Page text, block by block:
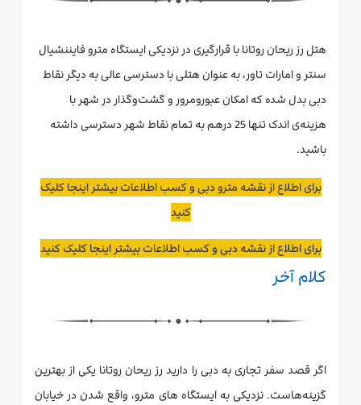
هتل رز ریحان روتانا با قرارگیری در نزدیکی ایستگاه مترو فایننشیال
سنتر و امارات تاور، به عنوان هتلی با دسترسی عالی به دیگر نقاط
دبی بدل شده که امکان عبور‌و‌مرور و گشت‌و‌گذار در شهر با
هزینه‌ی اندک تنها 25 درهم به تمام نقاط شهر دسترسی داشته
باشید.
برای اطلاع از نقشه مترو دبی و کسب اطلاعات بیشتر اینجا کلیک
کنید
برای اطلاع از نقشه دبی و کسب اطلاعات بیشتر اینجا کلیک کنید
کلام آخر
اگر قصد سفر تجاری به دبی را دارید رز ریحان روتانا یکی از بهترین
گزینه‌هاست. نزدیکی به ایستگاه های مترو، واقع شدن در خیابان